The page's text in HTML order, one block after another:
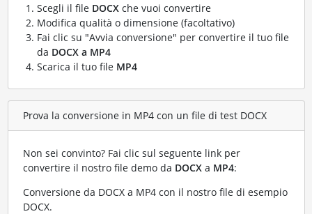
Scegli il file DOCXche vuoi convertire
Modifica qualità o dimensione (facoltativo)
Fai clic su "Avvia conversione" per convertire il tuo file
da DOCX a MP4
Scarica il tuo file MP4
Prova la conversione in MP4 con un file di test DOCX
Non sei convinto? Fai clic sul seguente link per
convertire il nostro file demo da DOCXa MP4:
Conversione da DOCX a MP4 con il nostro file di esempio
DOCX.